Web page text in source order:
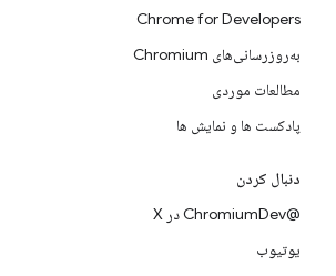
Chrome for Developers
به‌روزرسانی‌های Chromium
مطالعات موردی
پادکست ها و نمایش ها
دنبال کردن
@ChromiumDev در X
یوتیوب